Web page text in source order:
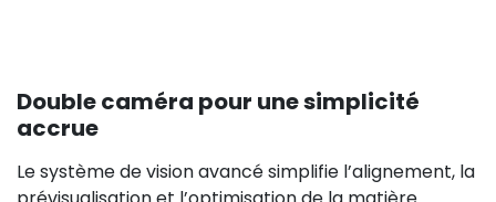
Double caméra pour une simplicité
accrue
Le système de vision avancé simplifie l’alignement, la